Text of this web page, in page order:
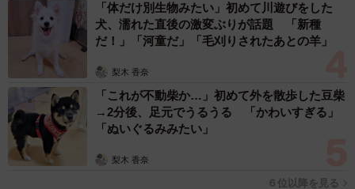
「体だけ別生物みたい」初めて川遊びをした
犬、濡れた直後の激変ぶりが話題 「新種
だ！」「河童だ」「毛刈りされたあとの羊」
梨木 香奈
「これが不動柴か…」初めて外を散歩した豆柴
→2分後、足元でうるうる 「かわいすぎる」
「ぬいぐるみみたい」
梨木 香奈
６位以降を見る